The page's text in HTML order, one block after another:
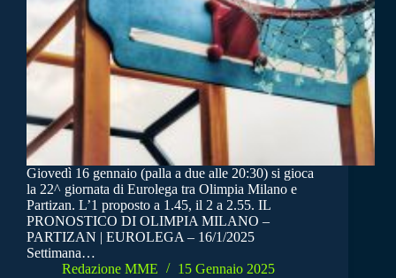
Giovedì 16 gennaio (palla a due alle 20:30) si gioca
la 22^ giornata di Eurolega tra Olimpia Milano e
Partizan. L’1 proposto a 1.45, il 2 a 2.55. IL
PRONOSTICO DI OLIMPIA MILANO –
PARTIZAN | EUROLEGA – 16/1/2025
Settimana…
Redazione MME
15 Gennaio 2025